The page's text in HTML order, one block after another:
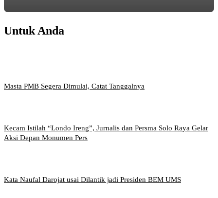
Untuk Anda
Masta PMB Segera Dimulai, Catat Tanggalnya
Kecam Istilah “Londo Ireng”, Jurnalis dan Persma Solo Raya Gelar
Aksi Depan Monumen Pers
Kata Naufal Darojat usai Dilantik jadi Presiden BEM UMS